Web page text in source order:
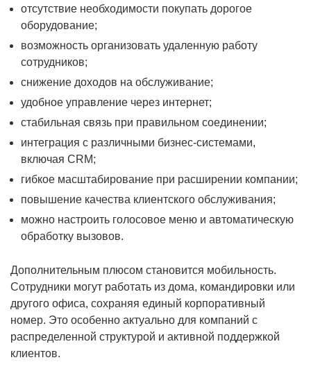
отсутствие необходимости покупать дорогое
оборудование;
возможность организовать удаленную работу
сотрудников;
снижение доходов на обслуживание;
удобное управление через интернет;
стабильная связь при правильном соединении;
интеграция с различными бизнес-системами,
включая CRM;
гибкое масштабирование при расширении компании;
повышение качества клиентского обслуживания;
можно настроить голосовое меню и автоматическую
обработку вызовов.
Дополнительным плюсом становится мобильность.
Сотрудники могут работать из дома, командировки или
другого офиса, сохраняя единый корпоративный
номер. Это особенно актуально для компаний с
распределенной структурой и активной поддержкой
клиентов.